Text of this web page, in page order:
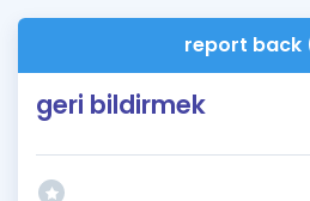
İngilizce Gramerreport back
geri bildirmek